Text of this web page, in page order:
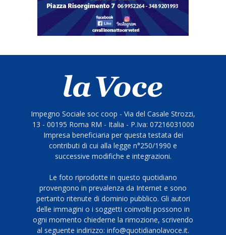
Impegno Sociale soc coop - Via del Casale Strozzi,
13 - 00195 Roma RM - Italia - P.Iva: 07216031000
Impresa beneficiaria per questa testata dei
contributi di cui alla legge n°250/1990 e
successive modifiche e integrazioni.
Le foto riprodotte in questo quotidiano
provengono in prevalenza da Internet e sono
pertanto ritenute di dominio pubblico. Gli autori
delle immagini o i soggetti coinvolti possono in
ogni momento chiederne la rimozione, scrivendo
al seguente indirizzo: info@quotidianolavoce.it.